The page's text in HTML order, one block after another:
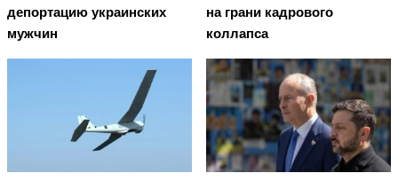
депортацию украинских
мужчин
на грани кадрового
коллапса